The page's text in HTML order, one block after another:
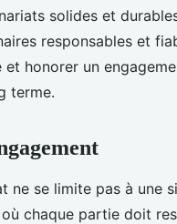
solides et
responsables et
honorer un
terme.
ne se limite pas à une
chaque partie doit